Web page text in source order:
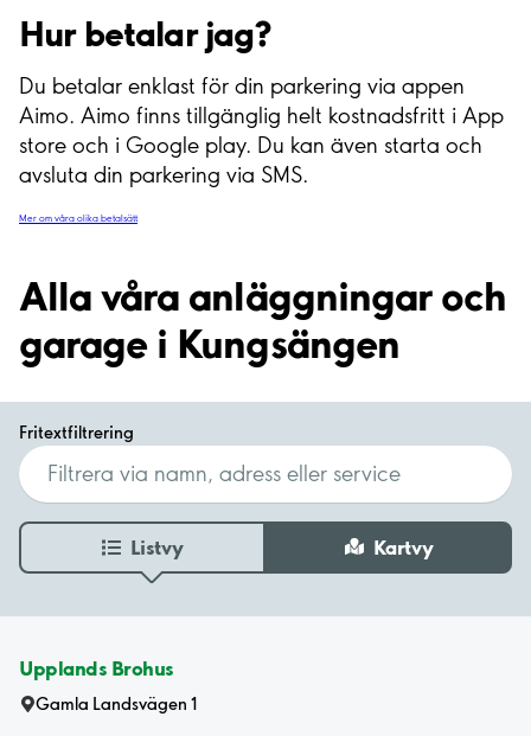
Hur betalar jag?
Du betalar enklast för din parkering via appen
Aimo. Aimo finns tillgänglig helt kostnadsfritt i App
store och i Google play. Du kan även starta och
avsluta din parkering via SMS.
Mer om våra olika betalsätt
Alla våra anläggningar och
garage i Kungsängen
Fritextfiltrering
Listvy Kartvy
Upplands Brohus
Gamla Landsvägen 1